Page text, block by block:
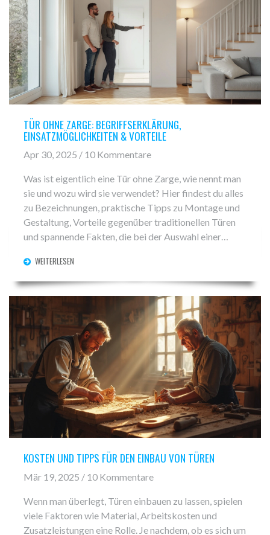
TÜR OHNE ZARGE: BEGRIFFSERKLÄRUNG,
EINSATZMÖGLICHKEITEN & VORTEILE
Apr 30, 2025 / 10 Kommentare
Was ist eigentlich eine Tür ohne Zarge, wie nennt man
sie und wozu wird sie verwendet? Hier findest du alles
zu Bezeichnungen, praktische Tipps zu Montage und
Gestaltung, Vorteile gegenüber traditionellen Türen
und spannende Fakten, die bei der Auswahl einer
alle, die renovieren, umbauen oder einfach neugierig
auf innovative Wohnideen sind. Am Ende weißt du
wirklich, was diese Tür einzigartig macht.
WEITERLESEN
KOSTEN UND TIPPS FÜR DEN EINBAU VON TÜREN
Mär 19, 2025 / 10 Kommentare
Wenn man überlegt, Türen einbauen zu lassen, spielen
viele Faktoren wie Material, Arbeitskosten und
Zusatzleistungen eine Rolle. Je nachdem, ob es sich um